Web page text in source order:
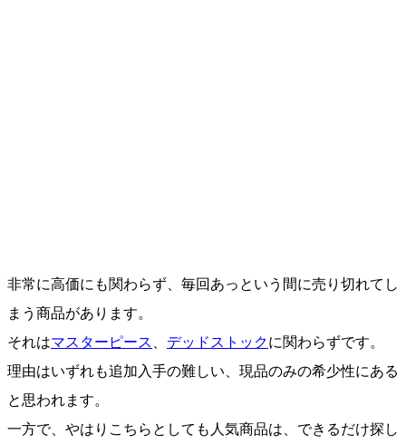
非常に高価にも関わらず、毎回あっという間に売り切れてし
まう商品があります。
それはマスターピース デッドストックに関わらずです。
理由はいずれも追加入手の難しい、現品のみの希少性にある
と思われます。
一方で、やはりこちらとしても人気商品は、できるだけ探し